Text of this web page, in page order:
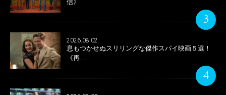
信》
3
2026.08.02
息もつかせぬスリリングな傑作スパイ映画５選！
《再…
4